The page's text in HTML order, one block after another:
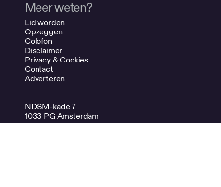
Meer weten?
Lid worden
Opzeggen
Colofon
Disclaimer
Privacy & Cookies
Contact
Adverteren
NDSM-kade 7
1033 PG Amsterdam
Volg ons!